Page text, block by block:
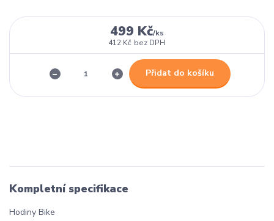
499 Kč/ks
412 Kč bez DPH
Přidat do košíku
Kompletní specifikace
Hodiny Bike